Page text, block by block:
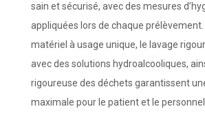
sain et sécurisé, avec des mesures
appliquées lors de chaque prélèvement.
matériel à usage unique, le lavage
avec des solutions hydroalcooliques,
rigoureuse des déchets garantissent
maximale pour le patient et le